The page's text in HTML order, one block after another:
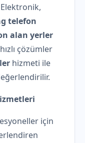
telefon
alan yerler
çözümler
hizmeti ile
için